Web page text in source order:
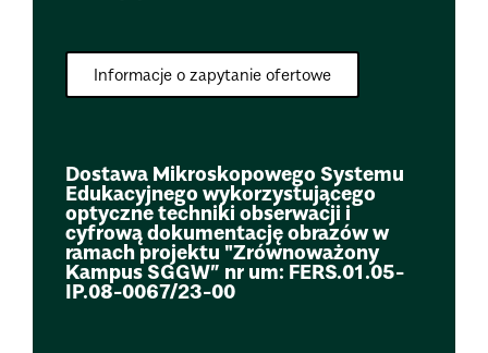
Informacje o zapytanie ofertowe
Dostawa Mikroskopowego Systemu
Edukacyjnego wykorzystującego
optyczne techniki obserwacji i
cyfrową dokumentację obrazów w
ramach projektu "Zrównoważony
Kampus SGGW” nr um: FERS.01.05-
IP.08-0067/23-00